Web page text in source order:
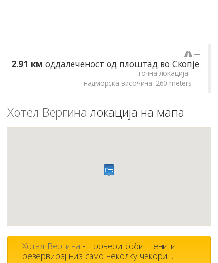
2.91 км оддалеченост од плоштад во Скопје.
точна локација:
надморска височина: 260 meters
Хотел Вергина локација на мапа
Хотел Вергина - провери соби, цени и
резервирај низ само неколку чекори ...